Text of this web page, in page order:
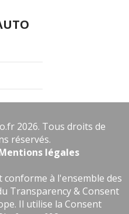
2026. Tous droits de
réservés.
légales
à l'ensemble des
Transparency & Consent
Il utilise la Consent